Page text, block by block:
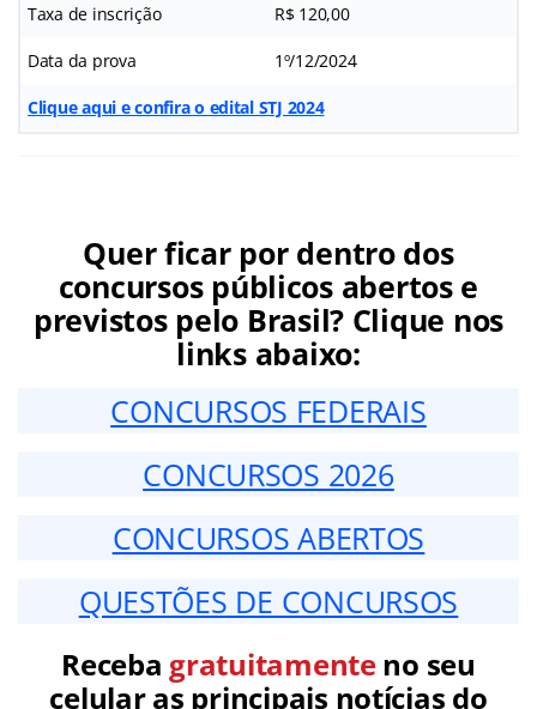
Taxa de inscrição R$ 120,00
Data da prova 1º/12/2024
Clique aqui e confira o edital STJ 2024
Quer ficar por dentro dos
concursos públicos abertos e
previstos pelo Brasil? Clique nos
links abaixo:
CONCURSOS FEDERAIS
CONCURSOS 2026
CONCURSOS ABERTOS
QUESTÕES DE CONCURSOS
Receba gratuitamenteno seu
celular as principais notícias do